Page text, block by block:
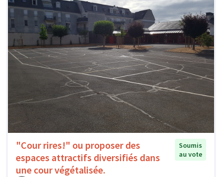
"Cour rires!" ou proposer des
espaces attractifs diversifiés dans
une cour végétalisée.
Soumis
au vote